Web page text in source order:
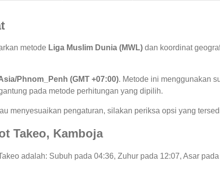
metode Liga Muslim Dunia (MWL) dan koordinat
Phnom_Penh (GMT +07:00). Metode ini menggunakan
pada metode perhitungan yang dipilih.
menyesuaikan pengaturan, silakan periksa opsi yang
Takeo, Kamboja
adalah: Subuh pada 04:36, Zuhur pada 12:07, Asar